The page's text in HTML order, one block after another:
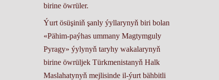
birine öwrüler.
Ýurt ösüşiniň şanly ýyllarynyň biri bolan
«Pähim-paýhas ummany Magtymguly
Pyragy» ýylynyň taryhy wakalarynyň
birine öwrüljek Türkmenistanyň Halk
Maslahatynyň mejlisinde il-ýurt bähbitli